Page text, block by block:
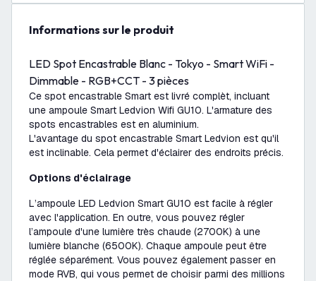
Informations sur le produit
LED Spot Encastrable Blanc - Tokyo - Smart WiFi -
Dimmable - RGB+CCT - 3 pièces
Ce spot encastrable Smart est livré complèt, incluant
une ampoule Smart Ledvion Wifi GU10. L'armature des
spots encastrables est en aluminium.
L'avantage du spot encastrable Smart Ledvion est qu'il
est inclinable. Cela permet d'éclairer des endroits précis.
Options d'éclairage
L’ampoule LED Ledvion Smart GU10 est facile à régler
avec l'application. En outre, vous pouvez régler
l’ampoule d'une lumière très chaude (2700K) à une
lumière blanche (6500K). Chaque ampoule peut être
réglée séparément. Vous pouvez également passer en
mode RVB, qui vous permet de choisir parmi des millions